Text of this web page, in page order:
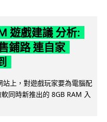
遊戲建議 分析:
鋪路 連自家
上，對遊戲玩家要為電腦配
同時新推出的 8GB RAM 入